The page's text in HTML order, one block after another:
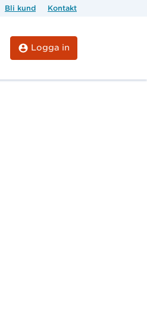
Bli kund Kontakt
Logga in